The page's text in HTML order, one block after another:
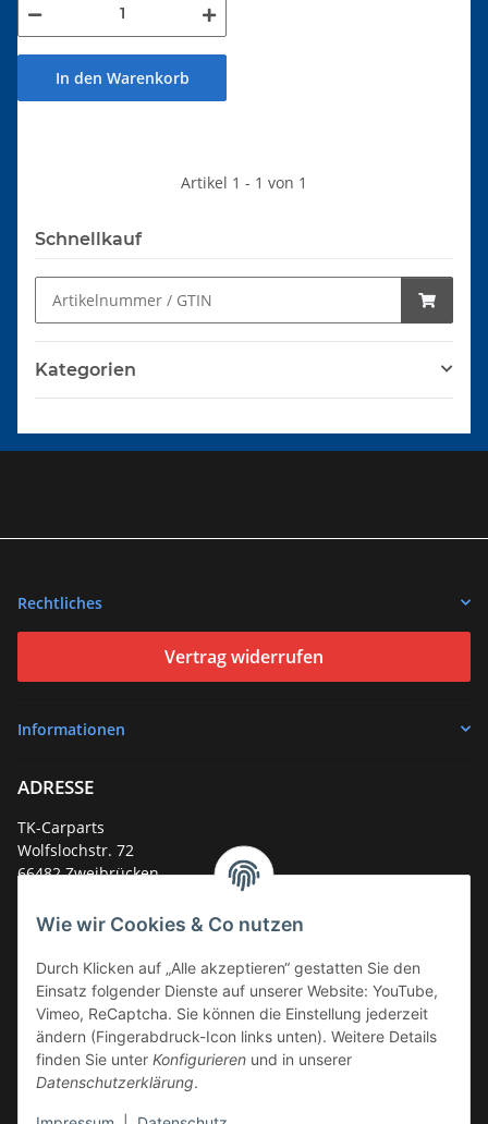
Wie wir Cookies & Co nutzen
Durch Klicken auf „Alle akzeptieren“ gestatten Sie den
Einsatz folgender Dienste auf unserer Website: YouTube,
Vimeo, ReCaptcha. Sie können die Einstellung jederzeit
ändern (Fingerabdruck-Icon links unten). Weitere Details
finden Sie unter Konfigurieren und in unserer
Datenschutzerklärung.
In den Warenkorb
Artikel 1 - 1 von 1
Schnellkauf
Kategorien
Rechtliches
Vertrag widerrufen
Informationen
ADRESSE
TK-Carparts
Wolfslochstr. 72
66482 Zweibrücken
Service-Hotline +49 (0)6332 - 48 58 48
E-Mail:mail@tk-carparts.de
Montag-Donnerstag von 13 bis 16 Uhr